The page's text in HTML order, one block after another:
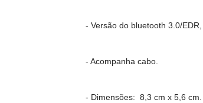
- Versão do bluetooth 3.0/
- Acompanha cabo.
- Dimensões: 8,3 cm x 5,6 cm.